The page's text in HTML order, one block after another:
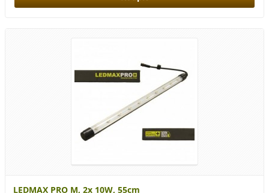
LEDMAX PRO M, 2x 10W, 55cm